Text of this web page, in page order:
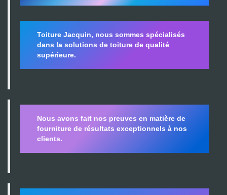
Toiture Jacquin, nous sommes spécialisés
dans la solutions de toiture de qualité
supérieure.
Nous avons fait nos preuves en matière de
fourniture de résultats exceptionnels à nos
clients.